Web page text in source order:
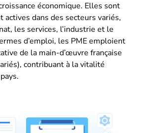
économique. Elles sont
actives dans des secteurs variés,
les services, l’industrie et le
d’emploi, les PME emploient
de la main-d’œuvre française
contribuant à la vitalité